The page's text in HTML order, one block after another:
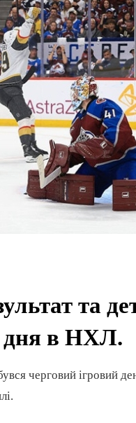
та
дня в НХЛ.
черговий ігровий